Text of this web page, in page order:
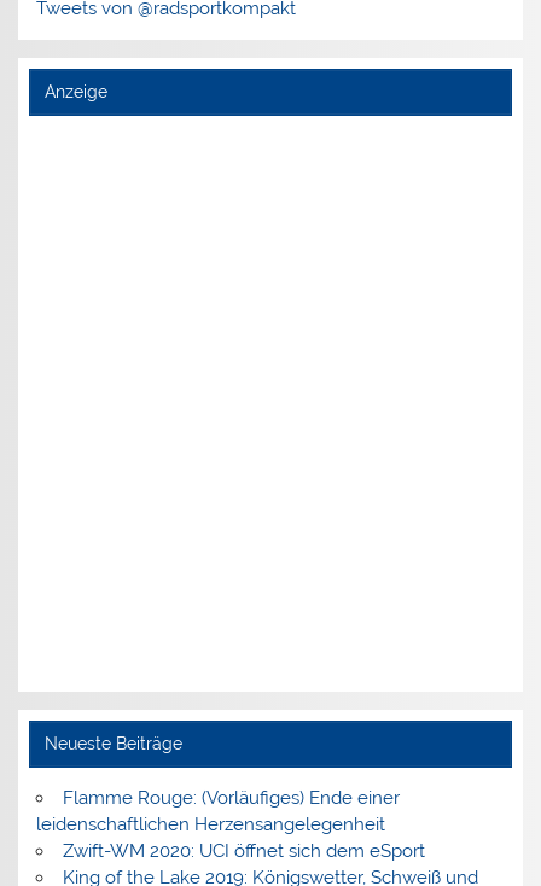
Tweets von @radsportkompakt
Anzeige
Neueste Beiträge
Flamme Rouge: (Vorläufiges) Ende einer
leidenschaftlichen Herzensangelegenheit
Zwift-WM 2020: UCI öffnet sich dem eSport
King of the Lake 2019: Königswetter, Schweiß und